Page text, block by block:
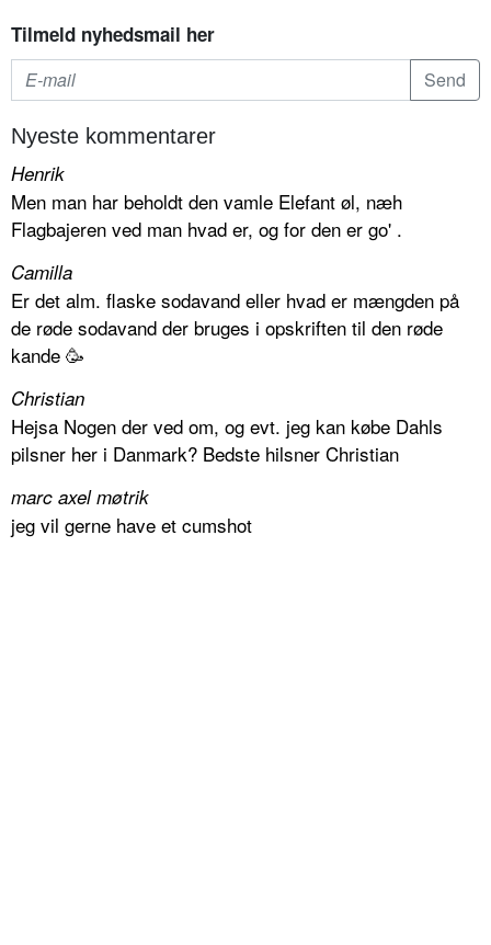
Tilmeld nyhedsmail her
Nyeste kommentarer
Henrik
Men man har beholdt den vamle Elefant øl, næh
Flagbajeren ved man hvad er, og for den er go' .
Camilla
Er det alm. flaske sodavand eller hvad er mængden på
de røde sodavand der bruges i opskriften til den røde
kande 🥳
Christian
Hejsa Nogen der ved om, og evt. jeg kan købe Dahls
pilsner her i Danmark? Bedste hilsner Christian
marc axel møtrik
jeg vil gerne have et cumshot